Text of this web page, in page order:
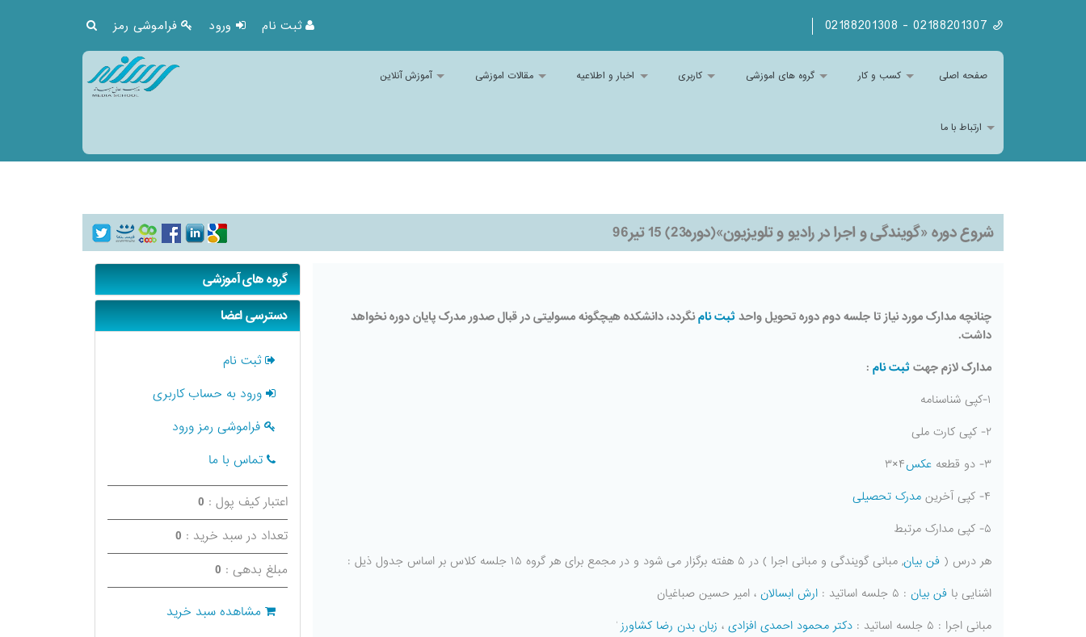
ثبت نام ورود فراموشی رمز
صفحه اصلی کسب و کار گروه های اموزشی کاربری اخبار و اطلاعیه مقالات اموزشی آموزش آنلاین
ارتباط با ما
شروع دوره «گویندگی و اجرا در رادیو و تلویزیون»(دوره23) 15 تیر96
چنانچه مدارک مورد نیاز تا جلسه دوم دوره تحویل واحدثبت نامنگردد، دانشکده هیچگونه مسولیتی در قبال صدور مدرک پایان دوره نخواهد
داشت.
مدارک لازم جهتثبت نام :
۱-کپی شناسنامه
۲- کپی کارت ملی
۳- دو قطعه
عکس۴×۳
۴- کپی آخرین
مدرک تحصیلی
۵- کپی مدارک مرتبط
هر درس ( فن بیان, مبانی گویندگی و مبانی اجرا ) در ۵ هفته برگزار می شود و در مجمع برای هر گروه ۱۵ جلسه کلاس بر اساس جدول ذیل :
اشنایی با فن بیان : ۵ جلسه اساتید : ارش ابسالان ، امیر حسین صباغیان
مبانی اجرا : ۵ جلسه اساتید :
دکتر محمود احمدی افزادی ، زبان بدن رضا کشاورز ٰ
گروه های آموزشی
دسترسی اعضا
ثبت نام
ورود به حساب کاربری
فراموشی رمز ورود
تماس با ما
اعتبار کیف پول : 0
تعداد در سبد خرید : 0
مبلغ بدهی : 0
مشاهده سبد خرید